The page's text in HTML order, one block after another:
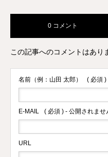
0 コメント
この記事へのコメントはあり
名前（例：山田 太郎） ( 必須 )
E-MAIL ( 必須 ) - 公開されませ
URL